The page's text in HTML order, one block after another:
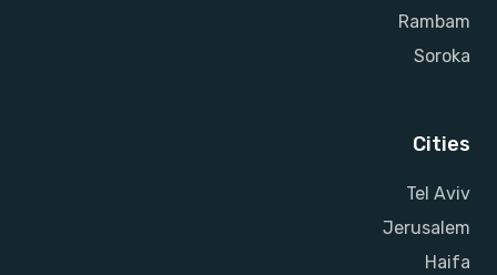
Rambam
Soroka
Cities
Tel Aviv
Jerusalem
Haifa